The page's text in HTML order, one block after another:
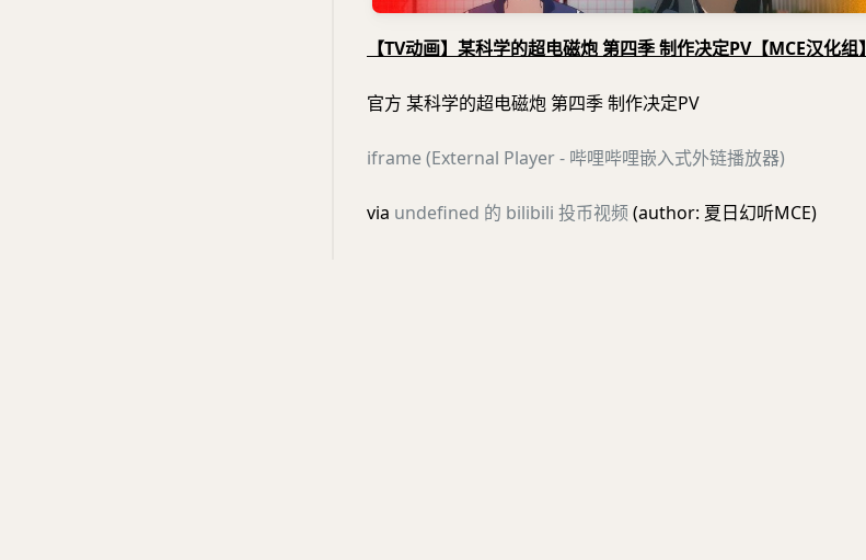
【TV动画】某科学的超电磁炮 第四季 制作决定PV【MCE汉化组】
官方 某科学的超电磁炮 第四季 制作决定PV
iframe (External Player - 哔哩哔哩嵌入式外链播放器)
via undefined 的 bilibili 投币视频(author: 夏日幻听MCE)